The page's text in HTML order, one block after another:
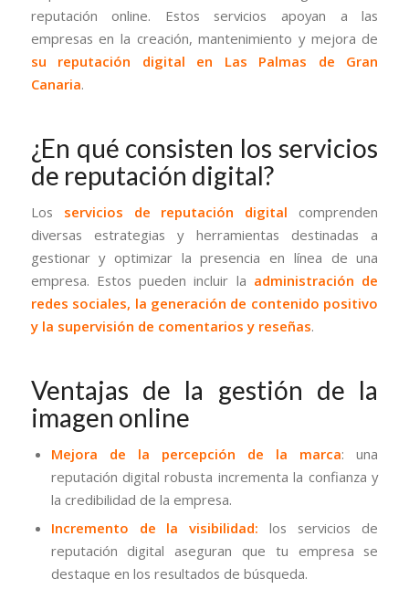
reputación online. Estos servicios apoyan a las
empresas en la creación, mantenimiento y mejora de
su reputación digital en Las Palmas de Gran
Canaria.
¿En qué consisten los servicios
de reputación digital?
Los servicios de reputación digital comprenden
diversas estrategias y herramientas destinadas a
gestionar y optimizar la presencia en línea de una
empresa. Estos pueden incluir la administración de
redes sociales, la generación de contenido positivo
y la supervisión de comentarios y reseñas.
Ventajas de la gestión de la
imagen online
Mejora de la percepción de la marca: una
reputación digital robusta incrementa la confianza y
la credibilidad de la empresa.
Incremento de la visibilidad: los servicios de
reputación digital aseguran que tu empresa se
destaque en los resultados de búsqueda.